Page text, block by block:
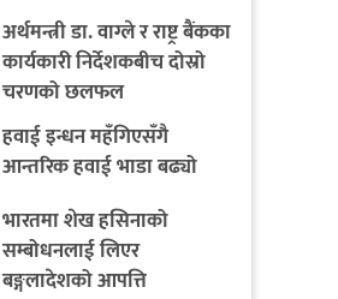
अर्थमन्त्री डा. वाग्ले र राष्ट्र बैंकका
कार्यकारी निर्देशकबीच दोस्रो
चरणको छलफल
हवाई इन्धन महँगिएसँगै
आन्तरिक हवाई भाडा बढ्यो
भारतमा शेख हसिनाको
सम्बोधनलाई लिएर
बङ्गलादेशको आपत्ति